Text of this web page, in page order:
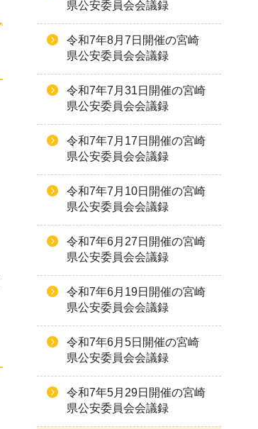
県公安委員会会議録
令和7年8月7日開催の宮崎
県公安委員会会議録
令和7年7月31日開催の宮崎
県公安委員会会議録
令和7年7月17日開催の宮崎
県公安委員会会議録
令和7年7月10日開催の宮崎
県公安委員会会議録
令和7年6月27日開催の宮崎
県公安委員会会議録
令和7年6月19日開催の宮崎
県公安委員会会議録
令和7年6月5日開催の宮崎
県公安委員会会議録
令和7年5月29日開催の宮崎
県公安委員会会議録